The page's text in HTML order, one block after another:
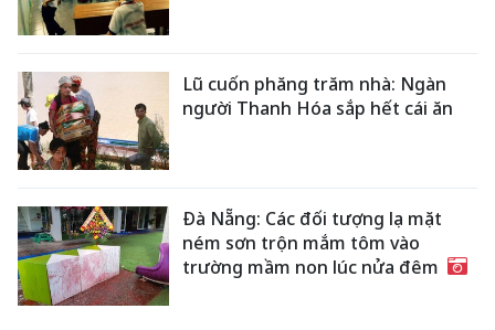
Lũ cuốn phăng trăm nhà: Ngàn
người Thanh Hóa sắp hết cái ăn
Đà Nẵng: Các đối tượng lạ mặt
ném sơn trộn mắm tôm vào
trường mầm non lúc nửa đêm